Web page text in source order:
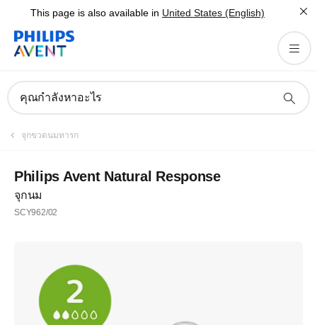
This page is also available in United States (English)
คุณกำลังหาอะไร
จุกขวดนมทารก
Philips Avent Natural Response
จุกนม
SCY962/02